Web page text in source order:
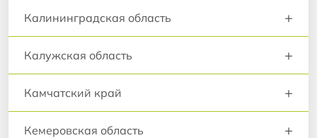
Калининградская область +
Калужская область +
Камчатский край +
Кемеровская область +